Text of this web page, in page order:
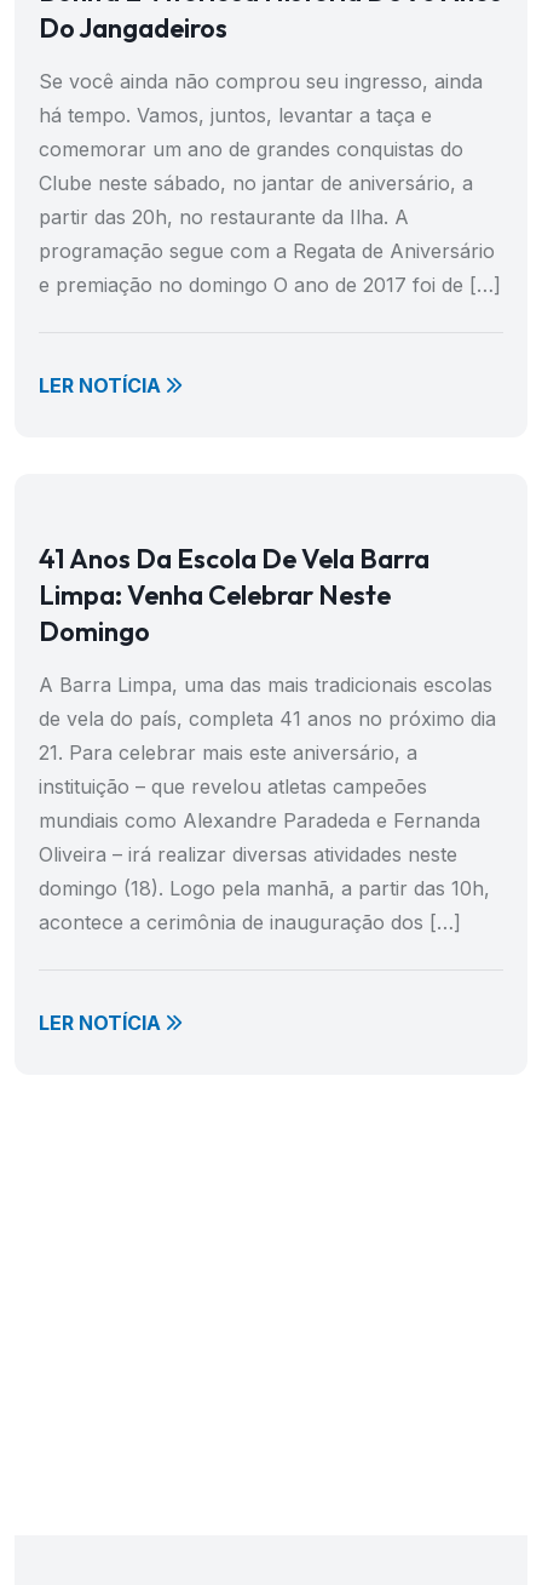
Do Jangadeiros
Se você ainda não comprou seu ingresso, ainda
há tempo. Vamos, juntos, levantar a taça e
comemorar um ano de grandes conquistas do
Clube neste sábado, no jantar de aniversário, a
partir das 20h, no restaurante da Ilha. A
programação segue com a Regata de Aniversário
e premiação no domingo O ano de 2017 foi de […]
LER NOTÍCIA
41 Anos Da Escola De Vela Barra
Limpa: Venha Celebrar Neste
Domingo
A Barra Limpa, uma das mais tradicionais escolas
de vela do país, completa 41 anos no próximo dia
21. Para celebrar mais este aniversário, a
instituição – que revelou atletas campeões
mundiais como Alexandre Paradeda e Fernanda
Oliveira – irá realizar diversas atividades neste
domingo (18). Logo pela manhã, a partir das 10h,
acontece a cerimônia de inauguração dos […]
LER NOTÍCIA